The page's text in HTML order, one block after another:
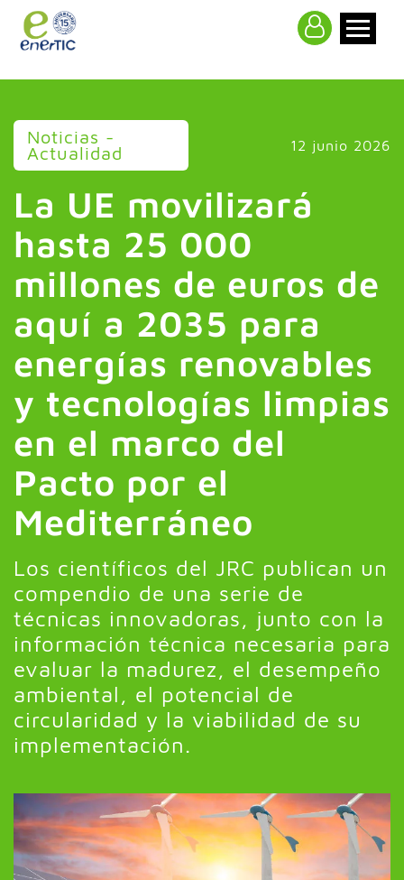
Noticias -
Actualidad 12 junio 2026
La UE movilizará
hasta 25 000
millones de euros de
aquí a 2035 para
energías renovables
y tecnologías limpias
en el marco del
Pacto por el
Mediterráneo
Los científicos del JRC publican un
compendio de una serie de
técnicas innovadoras, junto con la
información técnica necesaria para
evaluar la madurez, el desempeño
ambiental, el potencial de
circularidad y la viabilidad de su
implementación.